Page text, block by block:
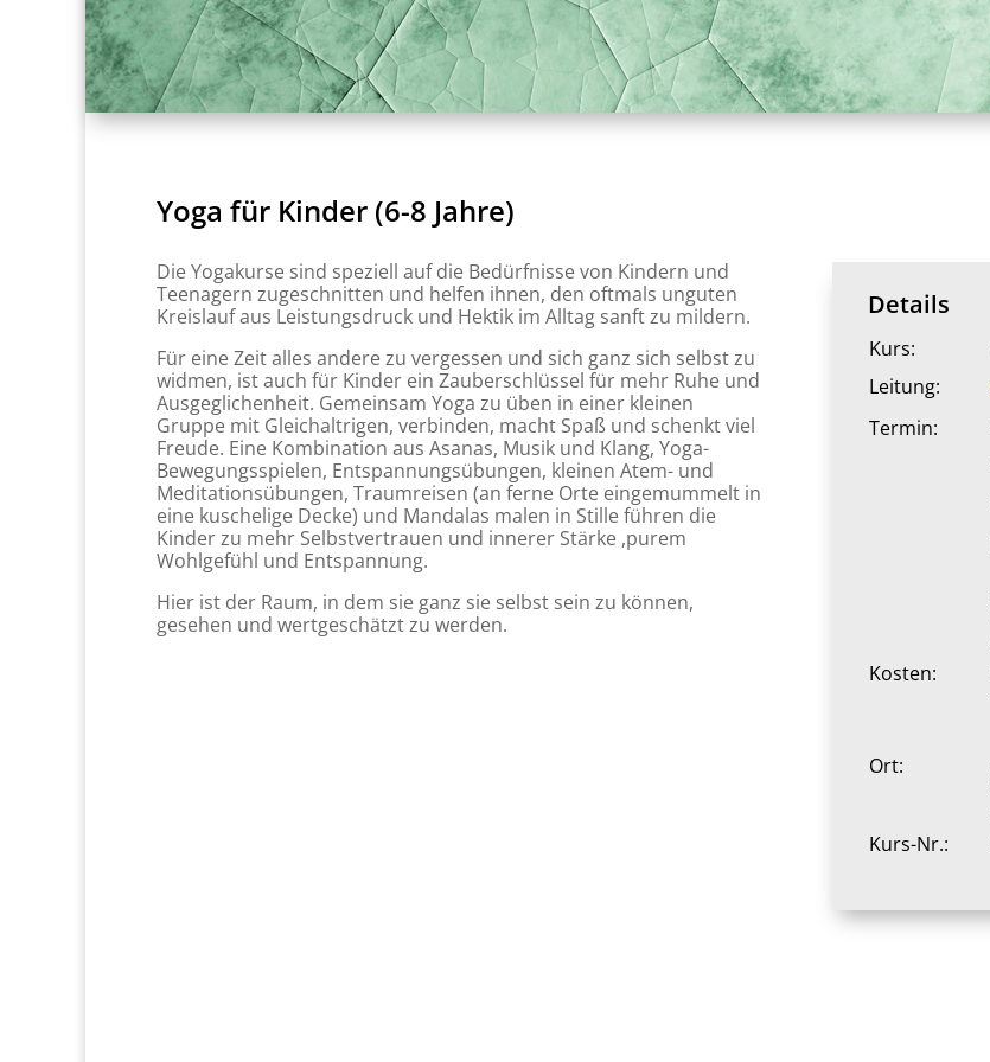
Yoga für Kinder (6-8 Jahre)
Die Yogakurse sind speziell auf die Bedürfnisse von Kindern und
Teenagern zugeschnitten und helfen ihnen, den oftmals unguten
Kreislauf aus Leistungsdruck und Hektik im Alltag sanft zu mildern.
Für eine Zeit alles andere zu vergessen und sich ganz sich selbst zu
widmen, ist auch für Kinder ein Zauberschlüssel für mehr Ruhe und
Ausgeglichenheit. Gemeinsam Yoga zu üben in einer kleinen
Gruppe mit Gleichaltrigen, verbinden, macht Spaß und schenkt viel
Freude. Eine Kombination aus Asanas, Musik und Klang, Yoga-
Bewegungsspielen, Entspannungsübungen, kleinen Atem- und
Meditationsübungen, Traumreisen (an ferne Orte eingemummelt in
eine kuschelige Decke) und Mandalas malen in Stille führen die
Kinder zu mehr Selbstvertrauen und innerer Stärke ,purem
Wohlgefühl und Entspannung.
Hier ist der Raum, in dem sie ganz sie selbst sein zu können,
gesehen und wertgeschätzt zu werden.
Details
Kurs:
Leitung:
Termin:
Kosten:
Ort:
Kurs-Nr.: